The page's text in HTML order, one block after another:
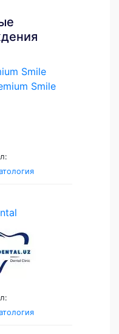
Smile